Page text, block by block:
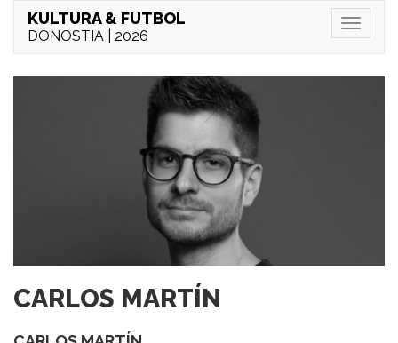
Menu
KULTURA & FUTBOL
DONOSTIA | 2026
CARLOS MARTÍN